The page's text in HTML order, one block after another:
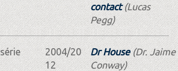
contact(Lucas
Pegg)
série
2004/20
12
Dr House(Dr. Jaime
Conway)